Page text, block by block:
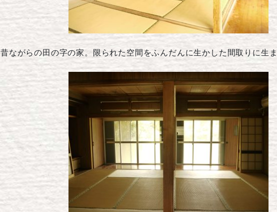
昔ながらの田の字の家。限られた空間をふんだんに生かした間取りに生ま